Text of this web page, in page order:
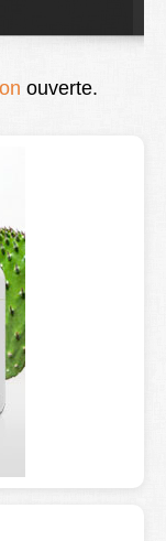
ouverte.